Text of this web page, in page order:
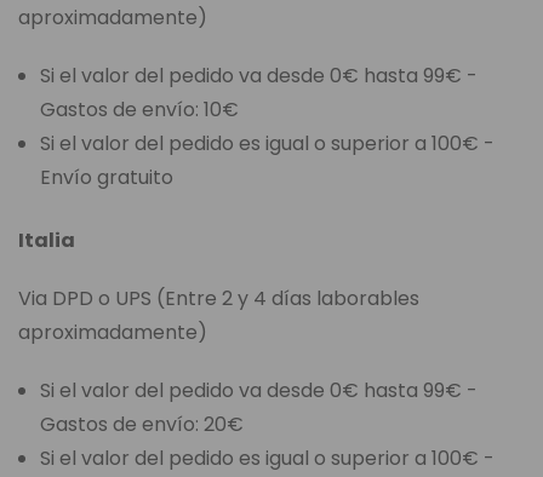
aproximadamente)
Si el valor del pedido va desde 0€ hasta 99€ -
Gastos de envío: 10€
Si el valor del pedido es igual o superior a 100€ -
Envío gratuito
Italia
Via DPD o UPS (Entre 2 y 4 días laborables
aproximadamente)
Si el valor del pedido va desde 0€ hasta 99€ -
Gastos de envío: 20€
Si el valor del pedido es igual o superior a 100€ -